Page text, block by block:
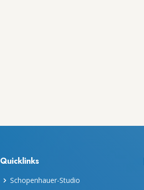
Quicklinks
Schopenhauer-Studio